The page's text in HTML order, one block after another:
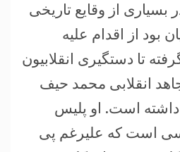
بسیاری از وقایع تاریخی
بود از اقدام علیه
تا دستگیری انقلابیون
انقلابی محمد حیف
است. او پلیس
است که علیرغم پی